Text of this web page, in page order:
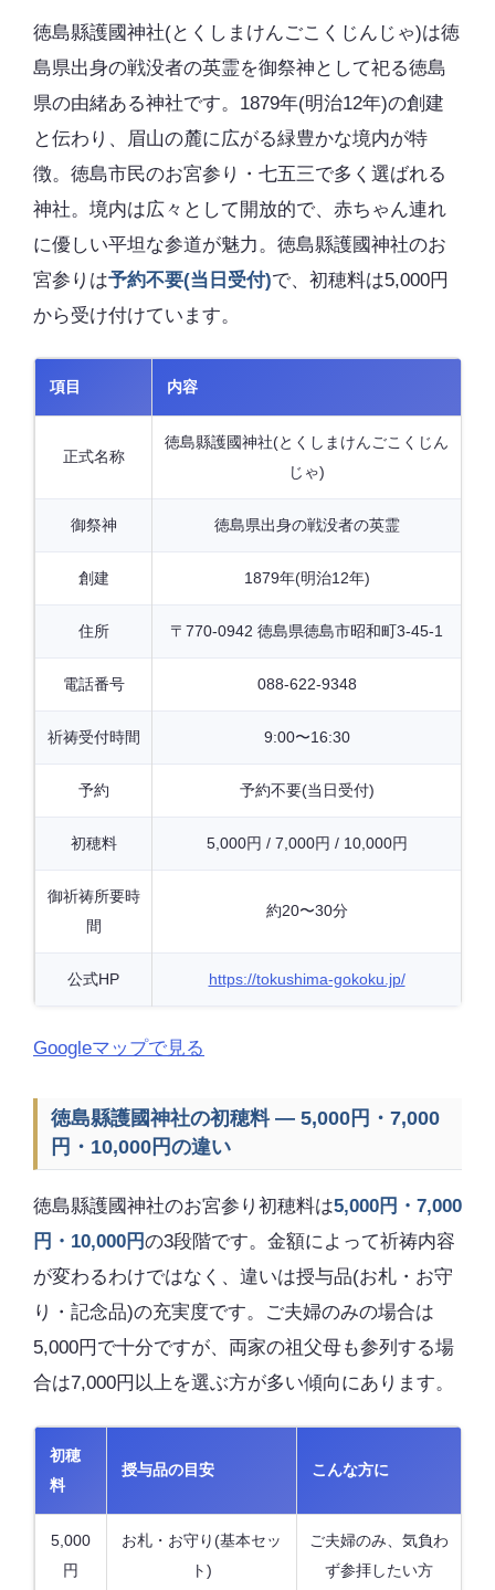
徳島縣護國神社(とくしまけんごこくじんじゃ)は徳
島県出身の戦没者の英霊を御祭神として祀る徳島
県の由緒ある神社です。1879年(明治12年)の創建
と伝わり、眉山の麓に広がる緑豊かな境内が特
徴。徳島市民のお宮参り・七五三で多く選ばれる
神社。境内は広々として開放的で、赤ちゃん連れ
に優しい平坦な参道が魅力。徳島縣護國神社のお
宮参りは予約不要(当日受付)で、初穂料は5,000円
から受け付けています。
項目 内容
正式名称
徳島縣護國神社(とくしまけんごこくじん
じゃ)
御祭神 徳島県出身の戦没者の英霊
創建 1879年(明治12年)
住所 〒770-0942 徳島県徳島市昭和町3-45-1
電話番号 088-622-9348
祈祷受付時間 9:00〜16:30
予約 予約不要(当日受付)
初穂料 5,000円 / 7,000円 / 10,000円
御祈祷所要時
間
約20〜30分
公式HP https://tokushima-gokoku.jp/
Googleマップで見る
徳島縣護國神社の初穂料 — 5,000円・7,000
円・10,000円の違い
徳島縣護國神社のお宮参り初穂料は5,000円・7,000
円・10,000円の3段階です。金額によって祈祷内容
が変わるわけではなく、違いは授与品(お札・お守
り・記念品)の充実度です。ご夫婦のみの場合は
5,000円で十分ですが、両家の祖父母も参列する場
合は7,000円以上を選ぶ方が多い傾向にあります。
初穂
料
授与品の目安 こんな方に
5,000
円
お札・お守り(基本セッ
ト)
ご夫婦のみ、気負わ
ず参拝したい方